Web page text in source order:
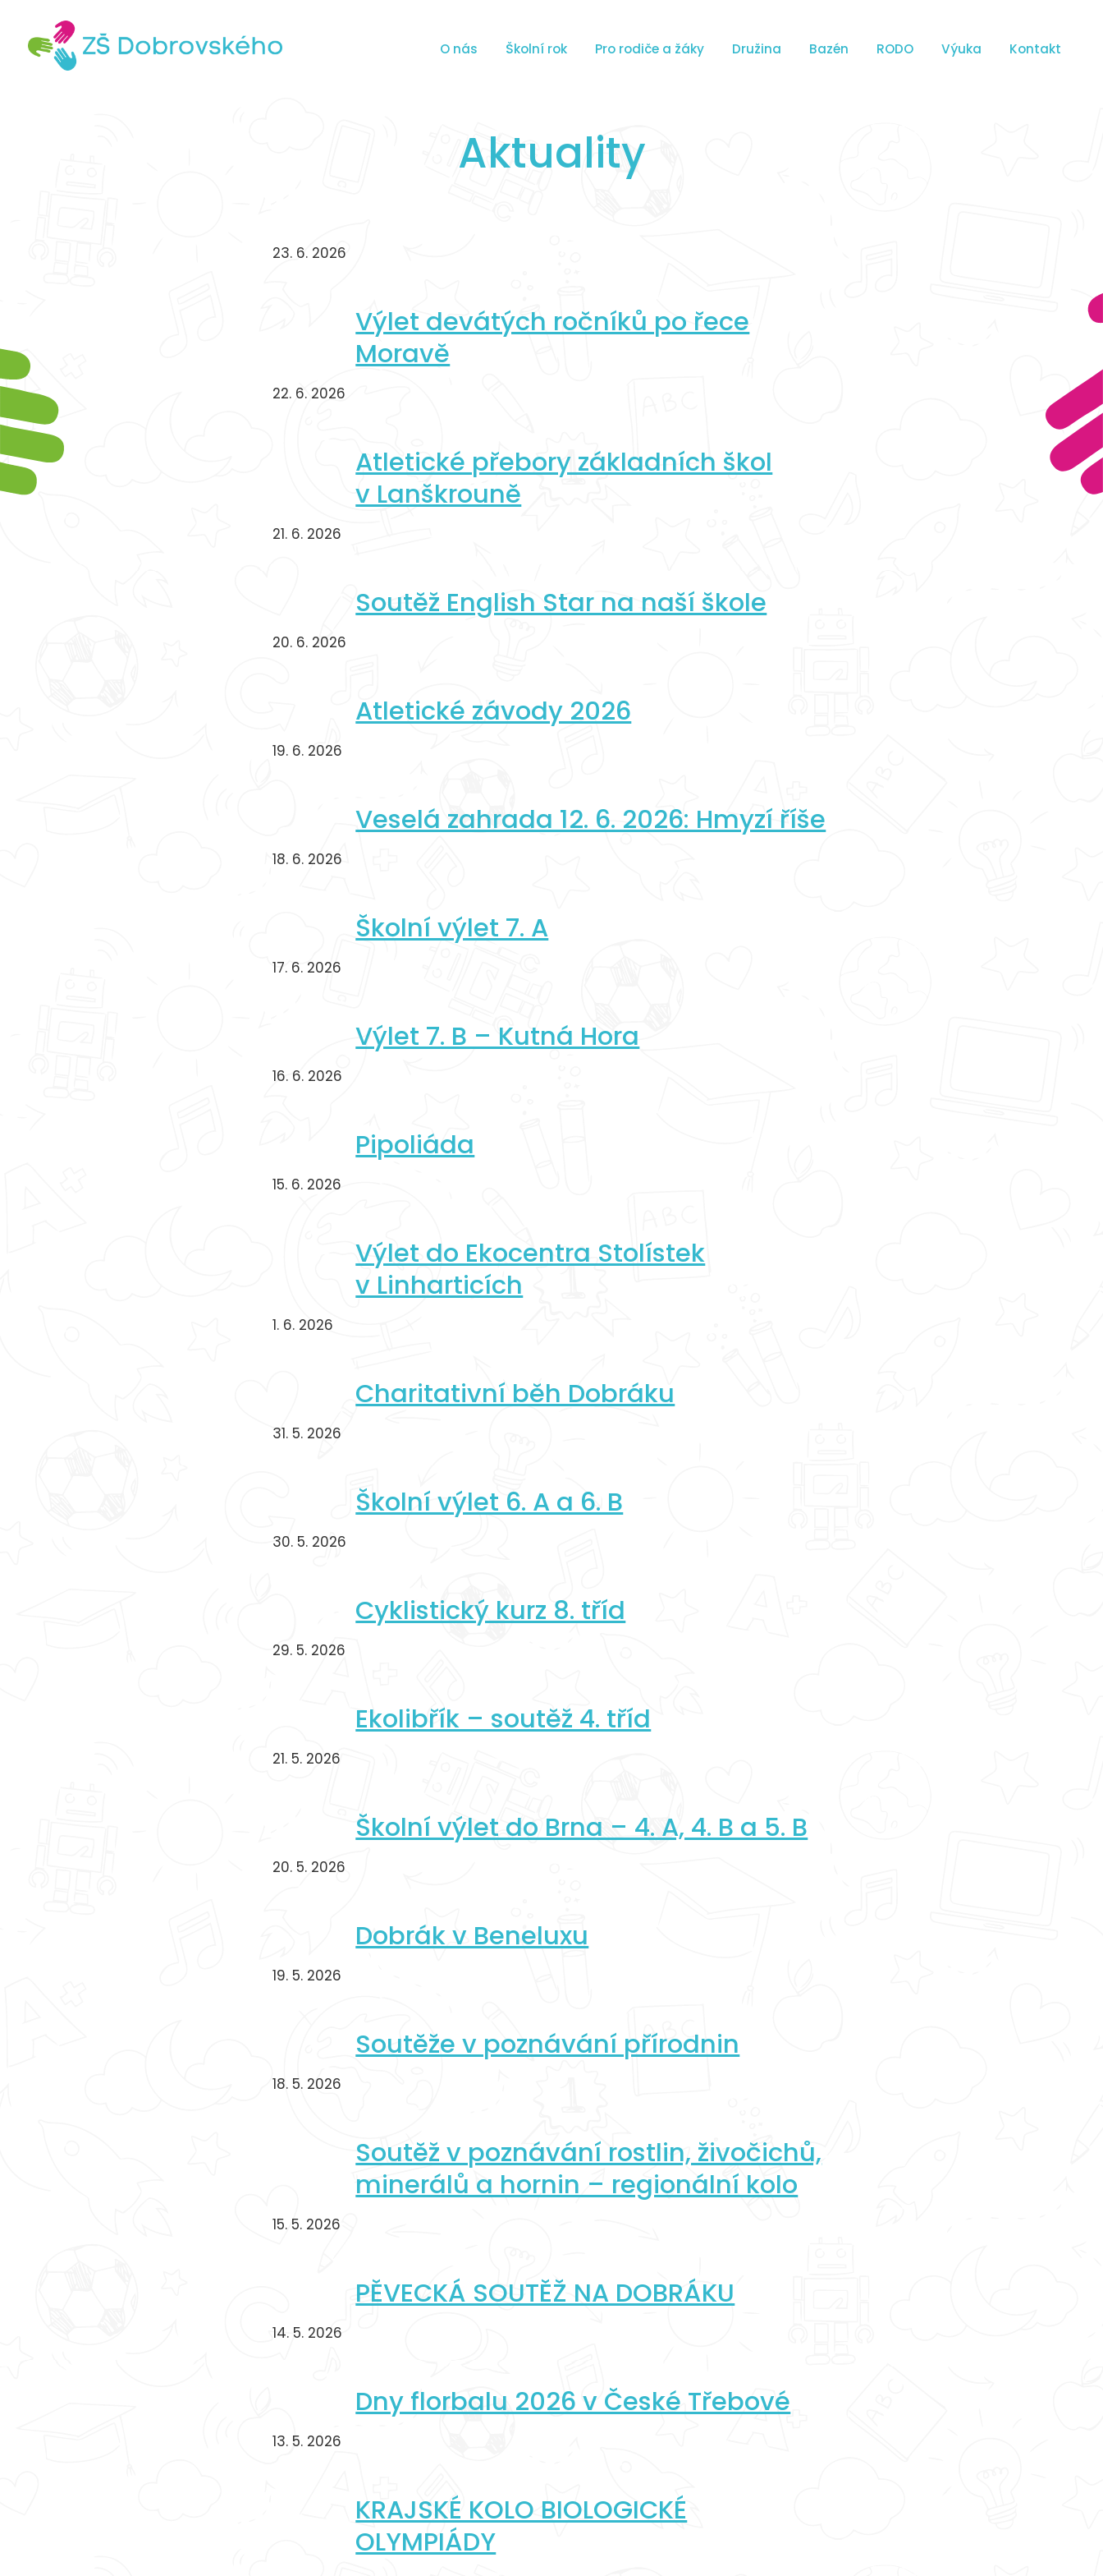
O nás Školní rok Pro rodiče a žáky Družina Bazén RODO Výuka Kontakt
Aktuality
23. 6. 2026
Výlet devátých ročníků po řece
Moravě
22. 6. 2026
Atletické přebory základních škol
v Lanškrouně
21. 6. 2026
Soutěž English Star na naší škole
20. 6. 2026
Atletické závody 2026
19. 6. 2026
Veselá zahrada 12. 6. 2026: Hmyzí říše
18. 6. 2026
Školní výlet 7. A
17. 6. 2026
Výlet 7. B – Kutná Hora
16. 6. 2026
Pipoliáda
15. 6. 2026
Výlet do Ekocentra Stolístek
v Linharticích
1. 6. 2026
Charitativní běh Dobráku
31. 5. 2026
Školní výlet 6. A a 6. B
30. 5. 2026
Cyklistický kurz 8. tříd
29. 5. 2026
Ekolibřík – soutěž 4. tříd
21. 5. 2026
Školní výlet do Brna – 4. A, 4. B a 5. B
20. 5. 2026
Dobrák v Beneluxu
19. 5. 2026
Soutěže v poznávání přírodnin
18. 5. 2026
Soutěž v poznávání rostlin, živočichů,
minerálů a hornin – regionální kolo
15. 5. 2026
PĚVECKÁ SOUTĚŽ NA DOBRÁKU
14. 5. 2026
Dny florbalu 2026 v České Třebové
13. 5. 2026
KRAJSKÉ KOLO BIOLOGICKÉ
OLYMPIÁDY